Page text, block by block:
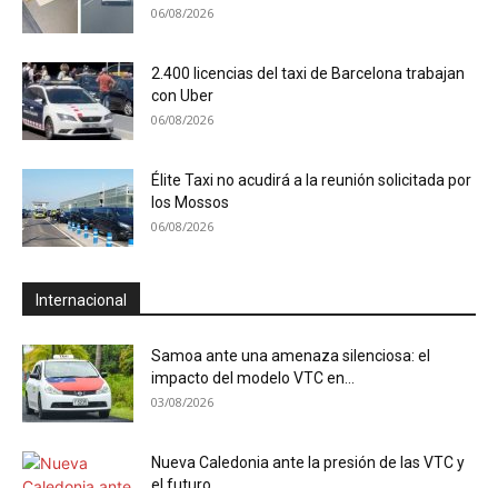
06/08/2026
2.400 licencias del taxi de Barcelona trabajan
con Uber
06/08/2026
Élite Taxi no acudirá a la reunión solicitada por
los Mossos
06/08/2026
Internacional
Samoa ante una amenaza silenciosa: el
impacto del modelo VTC en...
03/08/2026
Nueva Caledonia ante la presión de las VTC y